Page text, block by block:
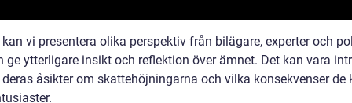
vi presentera olika perspektiv från bilägare, experter och
ge ytterligare insikt och reflektion över ämnet. Det kan vara
åsikter om skattehöjningarna och vilka konsekvenser de